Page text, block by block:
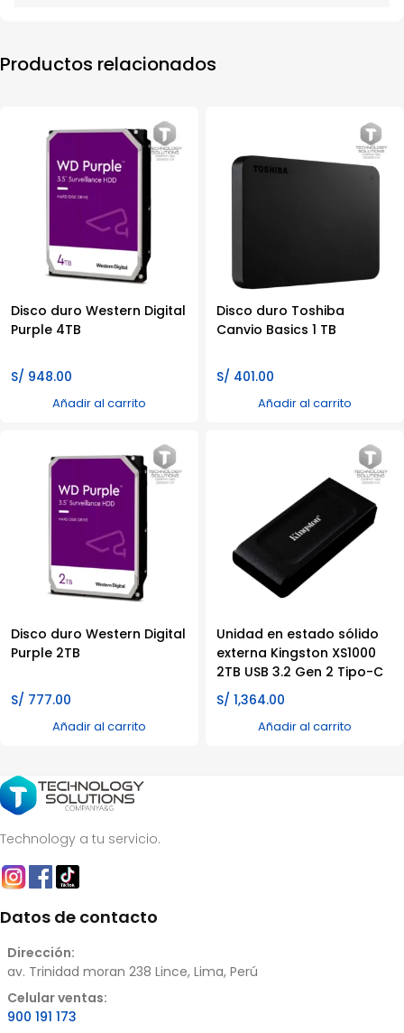
Productos relacionados
Disco duro Western Digital
Purple 4TB
S/ 948.00
Añadir al carrito
Disco duro Toshiba
Canvio Basics 1 TB
S/ 401.00
Añadir al carrito
Disco duro Western Digital
Purple 2TB
S/ 777.00
Añadir al carrito
Unidad en estado sólido
externa Kingston XS1000
2TB USB 3.2 Gen 2 Tipo-C
S/ 1,364.00
Añadir al carrito
Technology a tu servicio.
Datos de contacto
Dirección:
av. Trinidad moran 238 Lince, Lima, Perú
Celular ventas:
900 191 173